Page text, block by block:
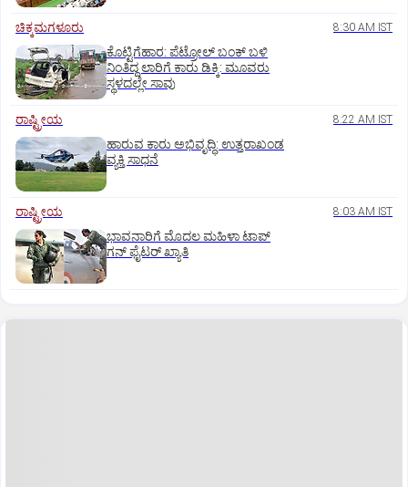
ಚಿಕ್ಕಮಗಳೂರು 8:30 AM IST
ಕೊಟ್ಟಿಗೆಹಾರ: ಪೆಟ್ರೋಲ್ ಬಂಕ್ ಬಳಿ
ನಿಂತಿದ್ದ ಲಾರಿಗೆ ಕಾರು ಡಿಕ್ಕಿ: ಮೂವರು
ಸ್ಥಳದಲ್ಲೇ ಸಾವು
ರಾಷ್ಟ್ರೀಯ 8:22 AM IST
ಹಾರುವ ಕಾರು ಅಭಿವೃದ್ಧಿ: ಉತ್ತರಾಖಂಡ
ವ್ಯಕ್ತಿ ಸಾಧನೆ
ರಾಷ್ಟ್ರೀಯ 8:03 AM IST
ಭಾವನಾರಿಗೆ ಮೊದಲ ಮಹಿಳಾ ಟಾಪ್‌
ಗನ್‌ ಫೈಟರ್‌ ಖ್ಯಾತಿ